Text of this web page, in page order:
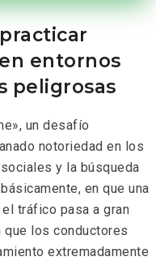
entornos
peligrosas
un desafío
notoriedad en los
y la búsqueda
en que una
tráfico pasa a gran
que los conductores
extremadamente